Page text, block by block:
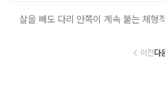
살을 빼도 다리 안쪽이 계속 붙는 체형
이전다